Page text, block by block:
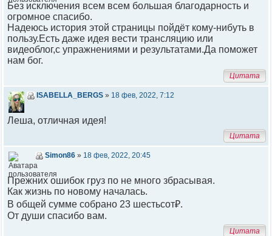
Без исключения всем всем большая благодарность и
огромное спасибо.
Надеюсь история этой страницы пойдёт кому-нибуть в
пользу.Есть даже идея вести трансляцию или
видеоблог,с упражнениями и результатами.Да поможет
нам бог.
Цитата
ISABELLA_BERGS » 18 фев, 2022, 7:12
Леша, отличная идея!
Цитата
Simon86 » 18 фев, 2022, 20:45
Прежних ошибок груз по не много збрасывая.
Как жизнь по новому началась.
В общей сумме собрано 23 шестьсот₽.
От души спасибо вам.
Цитата